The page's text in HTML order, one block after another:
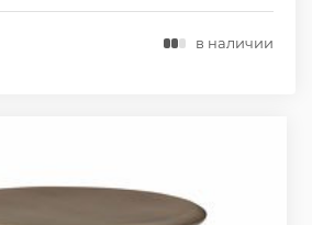
в наличии